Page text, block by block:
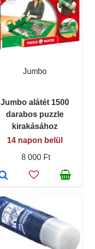
Jumbo
Jumbo alátét 1500
darabos puzzle
kirakásához
14 napon belül
8 000 Ft